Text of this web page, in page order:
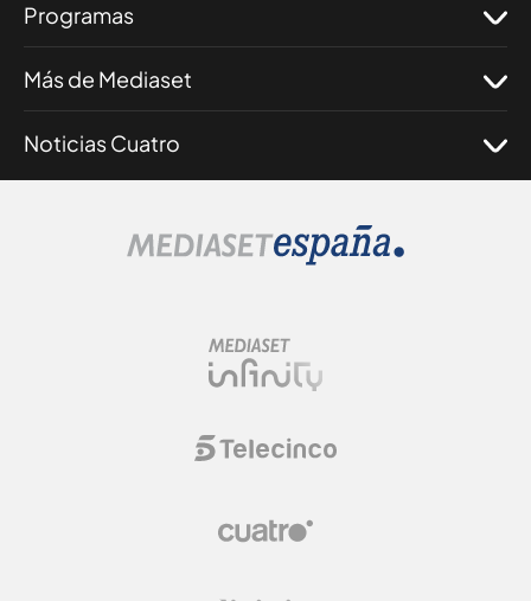
Programas
Más de Mediaset
Noticias Cuatro